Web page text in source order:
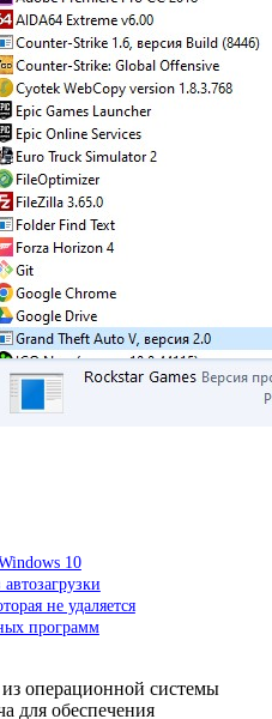
10
не удаляется
программ
операционной системы
для обеспечения